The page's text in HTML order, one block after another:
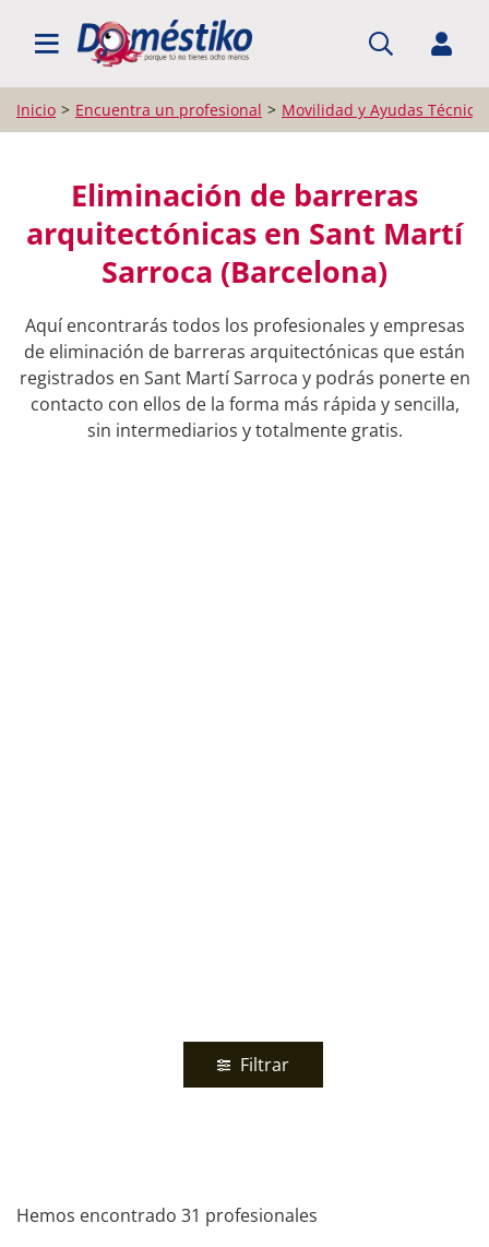
BUSCAR PROFESIONALES
Inicio Encuentra un profesional Movilidad y Ayudas
Eliminación de barreras
arquitectónicas en Sant Martí
Sarroca (Barcelona)
Aquí encontrarás todos los profesionales y empresas
de eliminación de barreras arquitectónicas que están
registrados en Sant Martí Sarroca y podrás ponerte en
contacto con ellos de la forma más rápida y sencilla,
sin intermediarios y totalmente gratis.
Filtrar
Hemos encontrado 31 profesionales